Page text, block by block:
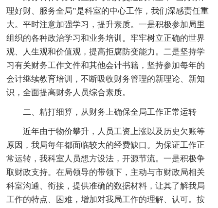
理好财、服务全局”是科室的中心工作，我们深感责任重
大。平时注意加强学习，提升素质。一是积极参加局里
组织的各种政治学习和业务培训。牢牢树立正确的世界
观、人生观和价值观，提高拒腐防变能力。二是坚持学
习有关财务工作文件和其他会计书籍，坚持参加每年的
会计继续教育培训，不断吸收财务管理的新理论、新知
识，全面提高财务人员综合素质。
二、精打细算，从财务上确保全局工作正常运转
近年由于物价攀升，人员工资上涨以及历史欠账等
原因，我局每年都面临较大的经费缺口。为保证工作正
常运转，我科室人员想方设法，开源节流。一是积极争
取财政支持。在局领导的带领下，主动与市财政局相关
科室沟通、衔接，提供准确的数据材料，让其了解我局
工作的特点、困难，增加对我局工作的理解、认可。按